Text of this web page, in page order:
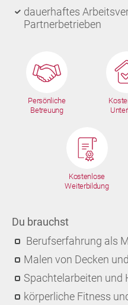
dauerhaftes
Partnerbetrieben
Persönliche
Betreuung
Kostenlose
Weiterbildung
Du brauchst
Berufserfahrung als
Malen von Decken
Spachtelarbeiten und
körperliche Fitness